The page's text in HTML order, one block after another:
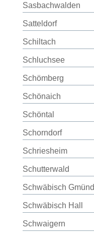
Sasbachwalden
Satteldorf
Schiltach
Schluchsee
Schömberg
Schönaich
Schöntal
Schorndorf
Schriesheim
Schutterwald
Schwäbisch Gmünd
Schwäbisch Hall
Schwaigern